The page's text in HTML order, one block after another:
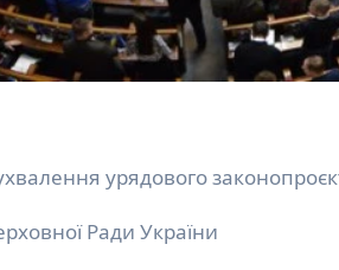
урядового
Ради України